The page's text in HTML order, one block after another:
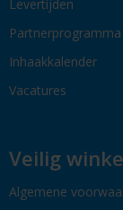
Levertijden
Partnerprogramma
Inhaakkalender
Vacatures
Veilig
Algemene